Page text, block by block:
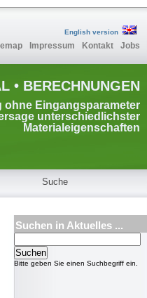
English version
Impressum Kontakt Jobs
• BERECHNUNGEN
ohne Eingangsparameter
unterschiedlichster
Materialeigenschaften
Suche
Suchen in Aktuelles ...
Bitte geben Sie einen Suchbegriff ein.